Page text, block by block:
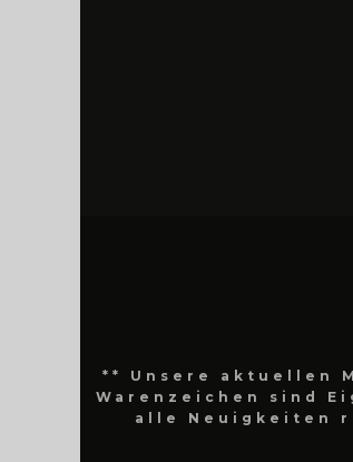
** Unsere aktuellen
Warenzeichen sind
alle Neuigkeiten